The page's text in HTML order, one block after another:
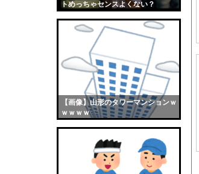
トめっちゃセンスよくない？
【画像】山形のタワーマンションｗ
ｗｗｗｗ